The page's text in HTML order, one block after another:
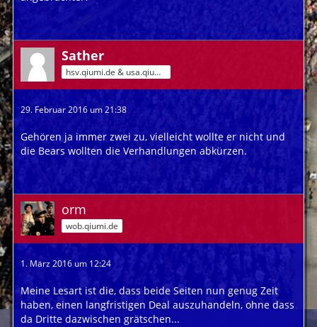
Sather
hsv.qiumi.de & usa.qiumi.de
29. Februar 2016 um 21:38
Gehören ja immer zwei zu, vielleicht wollte er nicht und
die Bears wollten die Verhandlungen abkürzen.
orm
wob.qiumi.de
1. März 2016 um 12:24
Meine Lesart ist die, dass beide Seiten nun genug Zeit
haben, einen langfristigen Deal auszuhandeln, ohne dass
da Dritte dazwischen grätschen...